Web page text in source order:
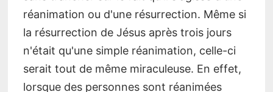
réanimation ou d'une résurrection. Même si
la résurrection de Jésus après trois jours
n'était qu'une simple réanimation, celle-ci
serait tout de même miraculeuse. En effet,
lorsque des personnes sont réanimées